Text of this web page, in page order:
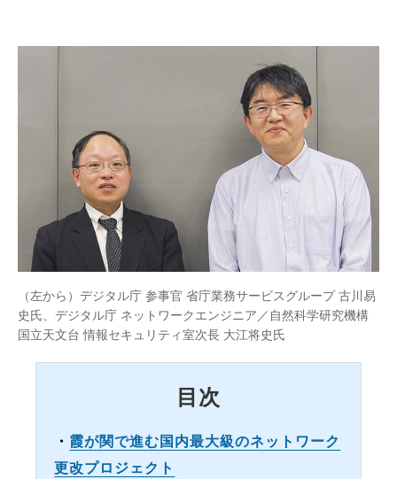
（左から）デジタル庁 参事官 省庁業務サービスグループ 古川易
史氏、デジタル庁 ネットワークエンジニア／自然科学研究機構
国立天文台 情報セキュリティ室次長 大江将史氏
目次
・ 霞が関で進む国内最大級のネットワーク
更改プロジェクト